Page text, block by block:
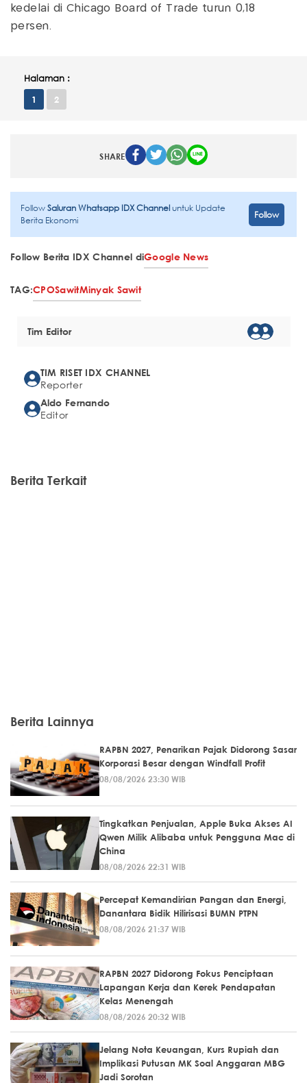
kedelai di Chicago Board of Trade turun 0,18
persen.
Halaman :
1 2
SHARE
FollowSaluran Whatsapp IDX Channeluntuk Update
Berita Ekonomi
Follow
Follow Berita IDX Channel diGoogle News
TAG:CPOSawitMinyak Sawit
Tim Editor
TIM RISET IDX CHANNEL
Reporter
Aldo Fernando
Editor
Berita Terkait
Berita Lainnya
RAPBN 2027, Penarikan Pajak Didorong Sasar
Korporasi Besar dengan Windfall Profit
08/08/2026 23:30 WIB
Tingkatkan Penjualan, Apple Buka Akses AI
Qwen Milik Alibaba untuk Pengguna Mac di
China
08/08/2026 22:31 WIB
Percepat Kemandirian Pangan dan Energi,
Danantara Bidik Hilirisasi BUMN PTPN
08/08/2026 21:37 WIB
RAPBN 2027 Didorong Fokus Penciptaan
Lapangan Kerja dan Kerek Pendapatan
Kelas Menengah
08/08/2026 20:32 WIB
Jelang Nota Keuangan, Kurs Rupiah dan
Implikasi Putusan MK Soal Anggaran MBG
Jadi Sorotan